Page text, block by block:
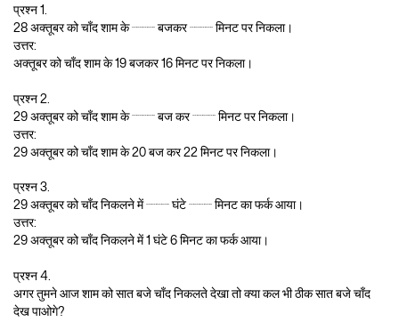
प्रश्न 1.
28 अक्तूबर को चाँद शाम के
बजकर
मिनट पर निकला।
उत्तर:
अक्तूबर को चाँद शाम के 19 बजकर 16 मिनट पर निकला।
प्रश्न 2.
29 अक्तूबर को चाँद शाम के …………. बज कर …………. मिनट पर निकला।
उत्तर:
29 अक्तूबर को चाँद शाम के 20 बज कर 22 मिनट पर निकला।
प्रश्न 3.
29 अक्तूबर को चाँद निकलने में
घंटे
मिनट का फर्क आया।
उत्तर:
29 अक्तूबर को चाँद निकलने में 1 घंटे 6 मिनट का फर्क आया।
प्रश्न 4.
अगर तुमने आज शाम को सात बजे चाँद निकलते देखा तो क्या कल भी ठीक सात बजे चाँद
देख पाओगे?